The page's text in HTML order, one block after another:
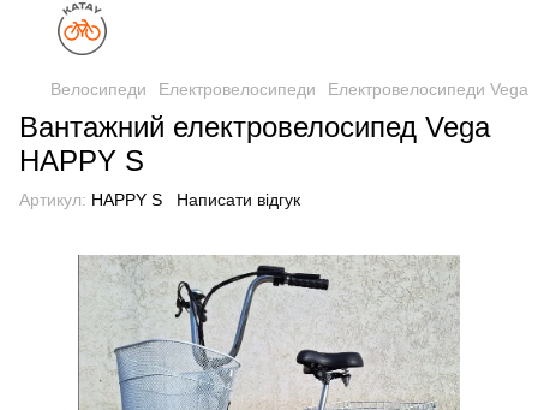
Велосипеди Електровелосипеди Електровелосипеди Vega
Вантажний електровелосипед Vega
HAPPY S
Артикул: HAPPY S Написати відгук